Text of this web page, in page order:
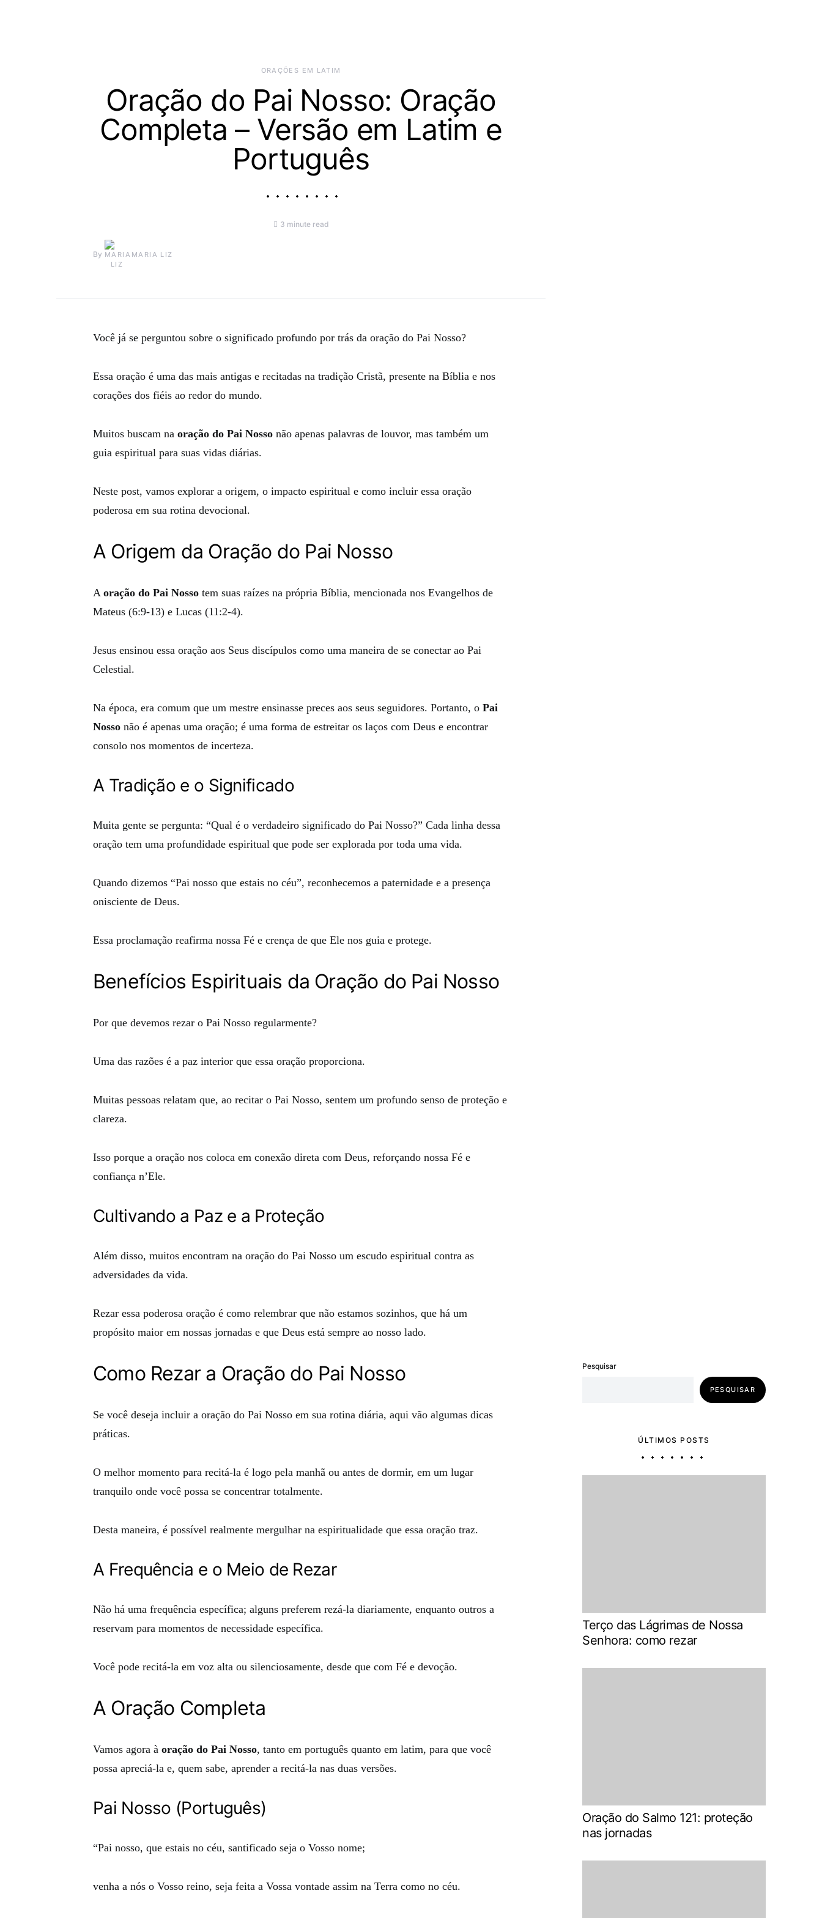
ORAÇÕES EM LATIM
Oração do Pai Nosso: Oração
Completa – Versão em Latim e
Português
3 minute read
By MARIA LIZ
Você já se perguntou sobre o significado profundo por trás da oração do Pai Nosso?
Essa oração é uma das mais antigas e recitadas na tradição Cristã, presente na Bíblia e nos
corações dos fiéis ao redor do mundo.
Muitos buscam na oração do Pai Nosso não apenas palavras de louvor, mas também um
guia espiritual para suas vidas diárias.
Neste post, vamos explorar a origem, o impacto espiritual e como incluir essa oração
poderosa em sua rotina devocional.
A Origem da Oração do Pai Nosso
A oração do Pai Nosso tem suas raízes na própria Bíblia, mencionada nos Evangelhos de
Mateus (6:9-13) e Lucas (11:2-4).
Jesus ensinou essa oração aos Seus discípulos como uma maneira de se conectar ao Pai
Celestial.
Na época, era comum que um mestre ensinasse preces aos seus seguidores. Portanto, o Pai
Nosso não é apenas uma oração; é uma forma de estreitar os laços com Deus e encontrar
consolo nos momentos de incerteza.
A Tradição e o Significado
Muita gente se pergunta: “Qual é o verdadeiro significado do Pai Nosso?” Cada linha dessa
oração tem uma profundidade espiritual que pode ser explorada por toda uma vida.
Quando dizemos “Pai nosso que estais no céu”, reconhecemos a paternidade e a presença
onisciente de Deus.
Essa proclamação reafirma nossa Fé e crença de que Ele nos guia e protege.
Benefícios Espirituais da Oração do Pai Nosso
Por que devemos rezar o Pai Nosso regularmente?
Uma das razões é a paz interior que essa oração proporciona.
Muitas pessoas relatam que, ao recitar o Pai Nosso, sentem um profundo senso de proteção e
clareza.
Isso porque a oração nos coloca em conexão direta com Deus, reforçando nossa Fé e
confiança n’Ele.
Cultivando a Paz e a Proteção
Além disso, muitos encontram na oração do Pai Nosso um escudo espiritual contra as
adversidades da vida.
Rezar essa poderosa oração é como relembrar que não estamos sozinhos, que há um
propósito maior em nossas jornadas e que Deus está sempre ao nosso lado.
Como Rezar a Oração do Pai Nosso
Se você deseja incluir a oração do Pai Nosso em sua rotina diária, aqui vão algumas dicas
práticas.
O melhor momento para recitá-la é logo pela manhã ou antes de dormir, em um lugar
tranquilo onde você possa se concentrar totalmente.
Desta maneira, é possível realmente mergulhar na espiritualidade que essa oração traz.
A Frequência e o Meio de Rezar
Não há uma frequência específica; alguns preferem rezá-la diariamente, enquanto outros a
reservam para momentos de necessidade específica.
Você pode recitá-la em voz alta ou silenciosamente, desde que com Fé e devoção.
A Oração Completa
Vamos agora à oração do Pai Nosso, tanto em português quanto em latim, para que você
possa apreciá-la e, quem sabe, aprender a recitá-la nas duas versões.
Pai Nosso (Português)
“Pai nosso, que estais no céu, santificado seja o Vosso nome;
venha a nós o Vosso reino, seja feita a Vossa vontade assim na Terra como no céu.
Pesquisar
PESQUISAR
ÚLTIMOS POSTS
Terço das Lágrimas de Nossa
Senhora: como rezar
Oração do Salmo 121: proteção
nas jornadas